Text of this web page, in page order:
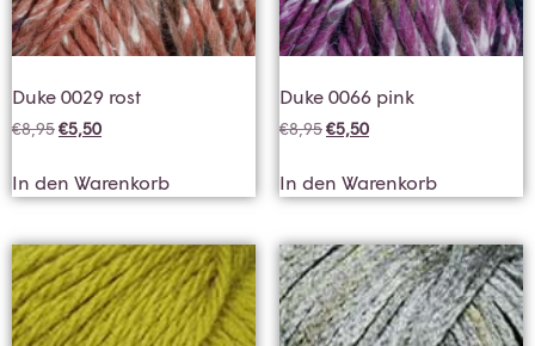
Duke 0029 rost
€8,95€5,50
In den Warenkorb
Duke 0066 pink
€8,95€5,50
In den Warenkorb